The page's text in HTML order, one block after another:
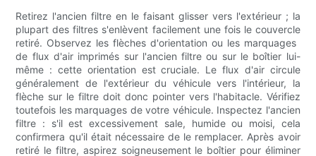
Retirez l'ancien filtre en le faisant glisser vers l'extérieur ; la
plupart des filtres s'enlèvent facilement une fois le couvercle
retiré. Observez les flèches d'orientation ou les marquages ​​
de flux d'air imprimés sur l'ancien filtre ou sur le boîtier lui-
même : cette orientation est cruciale. Le flux d'air circule
généralement de l'extérieur du véhicule vers l'intérieur, la
flèche sur le filtre doit donc pointer vers l'habitacle. Vérifiez
toutefois les marquages ​​de votre véhicule. Inspectez l'ancien
filtre : s'il est excessivement sale, humide ou moisi, cela
confirmera qu'il était nécessaire de le remplacer. Après avoir
retiré le filtre, aspirez soigneusement le boîtier pour éliminer